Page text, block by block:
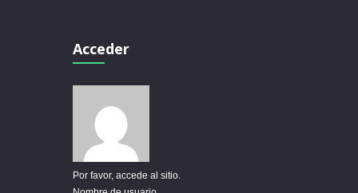
Acceder
Por favor, accede al sitio.